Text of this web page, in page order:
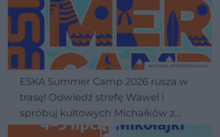
ESKA Summer Camp 2026 rusza w
trasę! Odwiedź strefę Wawel i
spróbuj kultowych Michałków z
Wawelu
MATERIAŁ SPONSOROWANY